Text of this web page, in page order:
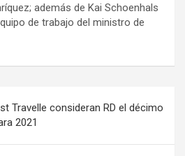
además de Kai Schoenhals
de trabajo del ministro de
Travelle consideran RD el décimo
2021